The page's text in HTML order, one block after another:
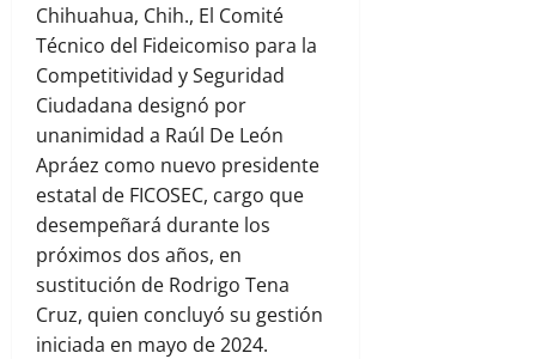
Chihuahua, Chih., El Comité
Técnico del Fideicomiso para la
Competitividad y Seguridad
Ciudadana designó por
unanimidad a Raúl De León
Apráez como nuevo presidente
estatal de FICOSEC, cargo que
desempeñará durante los
próximos dos años, en
sustitución de Rodrigo Tena
Cruz, quien concluyó su gestión
iniciada en mayo de 2024.